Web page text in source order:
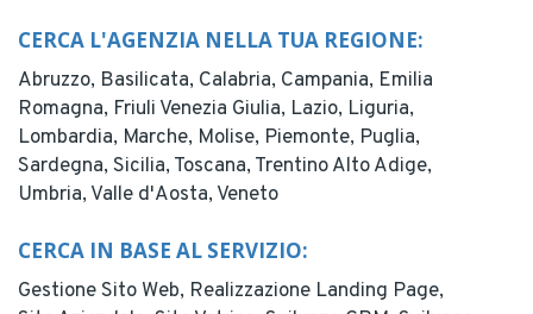
CERCA L'AGENZIA NELLA TUA REGIONE:
Abruzzo, Basilicata, Calabria, Campania, Emilia
Romagna, Friuli Venezia Giulia, Lazio, Liguria,
Lombardia, Marche, Molise, Piemonte, Puglia,
Sardegna, Sicilia, Toscana, Trentino Alto Adige,
Umbria, Valle d'Aosta, Veneto
CERCA IN BASE AL SERVIZIO:
Gestione Sito Web, Realizzazione Landing Page,